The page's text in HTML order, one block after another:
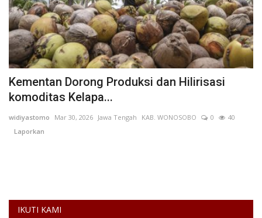
Kementan Dorong Produksi dan Hilirisasi
komoditas Kelapa...
widiyastomo Mar 30, 2026 Jawa Tengah KAB. WONOSOBO 0
40
Laporkan
IKUTI KAMI